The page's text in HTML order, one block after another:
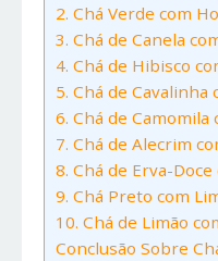
2. Chá Verde com
3. Chá de Canela
4. Chá de Hibisco
5. Chá de Cavalinha
6. Chá de Camomila
7. Chá de Alecrim
8. Chá de Erva-
9. Chá Preto com
10. Chá de Limão
Conclusão Sobre